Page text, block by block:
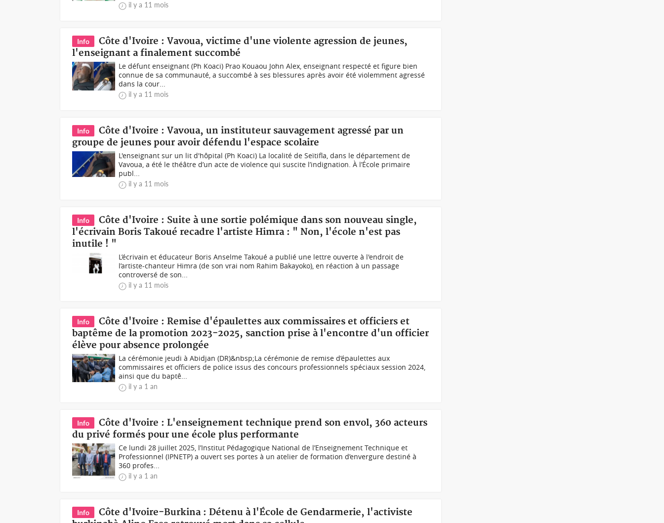
il y a 11 mois
Info
Côte d'Ivoire : Vavoua, victime d'une violente agression de jeunes,
l'enseignant a finalement succombé
Le défunt enseignant (Ph Koaci) Prao Kouaou John Alex, enseignant respecté et figure bien
connue de sa communauté, a succombé à ses blessures après avoir été violemment agressé
dans la cour...
il y a 11 mois
Info
Côte d'Ivoire : Vavoua, un instituteur sauvagement agressé par un
groupe de jeunes pour avoir défendu l'espace scolaire
L'enseignant sur un lit d'hôpital (Ph Koaci) La localité de Seïtifla, dans le département de
Vavoua, a été le théâtre d’un acte de violence qui suscite l’indignation. À l’École primaire
publ...
il y a 11 mois
Info
Côte d'Ivoire : Suite à une sortie polémique dans son nouveau single,
l'écrivain Boris Takoué recadre l'artiste Himra : " Non, l'école n'est pas
inutile ! "
L’écrivain et éducateur Boris Anselme Takoué a publié une lettre ouverte à l'endroit de
l’artiste-chanteur Himra (de son vrai nom Rahim Bakayoko), en réaction à un passage
controversé de son...
il y a 11 mois
Info
Côte d'Ivoire : Remise d'épaulettes aux commissaires et officiers et
baptême de la promotion 2023-2025, sanction prise à l'encontre d'un officier
élève pour absence prolongée
La cérémonie jeudi à Abidjan (DR)&nbsp;La cérémonie de remise d’épaulettes aux
commissaires et officiers de police issus des concours professionnels spéciaux session 2024,
ainsi que du baptê...
il y a 1 an
Info
Côte d'Ivoire : L'enseignement technique prend son envol, 360 acteurs
du privé formés pour une école plus performante
Ce lundi 28 juillet 2025, l’Institut Pédagogique National de l’Enseignement Technique et
Professionnel (IPNETP) a ouvert ses portes à un atelier de formation d’envergure destiné à
360 profes...
il y a 1 an
Info
Côte d'Ivoire-Burkina : Détenu à l'École de Gendarmerie, l'activiste